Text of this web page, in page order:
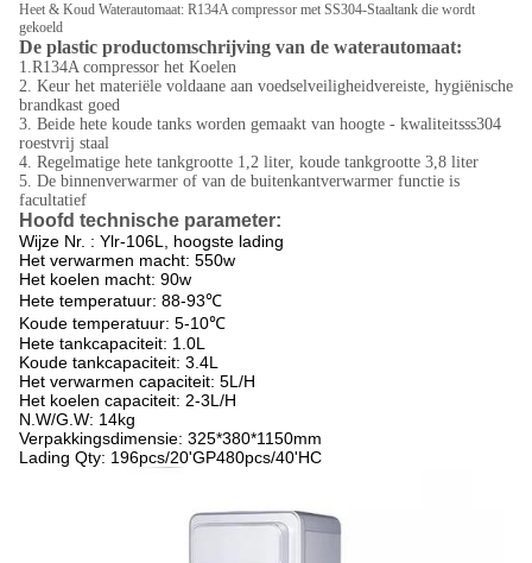
Heet & Koud Waterautomaat: R134A compressor met SS304-Staaltank die wordt
gekoeld
De plastic productomschrijving van de waterautomaat:
1.R134A compressor het Koelen
2. Keur het materiële voldaane aan voedselveiligheidvereiste, hygiënische
brandkast goed
3. Beide hete koude tanks worden gemaakt van hoogte - kwaliteitsss304
roestvrij staal
4. Regelmatige hete tankgrootte 1,2 liter, koude tankgrootte 3,8 liter
5. De binnenverwarmer of van de buitenkantverwarmer functie is
facultatief
Hoofd technische parameter:
Wijze Nr. : Ylr-106L, hoogste lading
Het verwarmen macht: 550w
Het koelen macht: 90w
Hete temperatuur: 88-93℃
Koude temperatuur: 5-10℃
Hete tankcapaciteit: 1.0L
Koude tankcapaciteit: 3.4L
Het verwarmen capaciteit: 5L/H
Het koelen capaciteit: 2-3L/H
N.W/G.W: 14kg
Verpakkingsdimensie: 325*380*1150mm
Lading Qty: 196pcs/20'GP480pcs/40'HC